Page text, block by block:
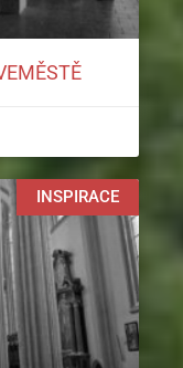
INSPIRACE